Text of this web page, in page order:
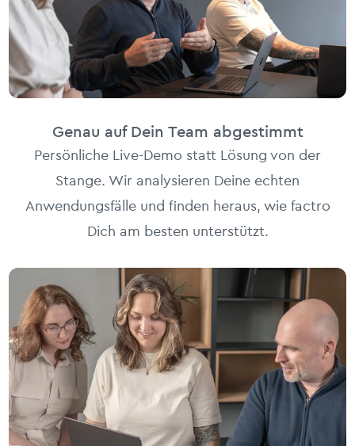
Genau auf Dein Team abgestimmt
Persönliche Live-Demo statt Lösung von der
Stange. Wir analysieren Deine echten
Anwendungsfälle und finden heraus, wie factro
Dich am besten unterstützt.